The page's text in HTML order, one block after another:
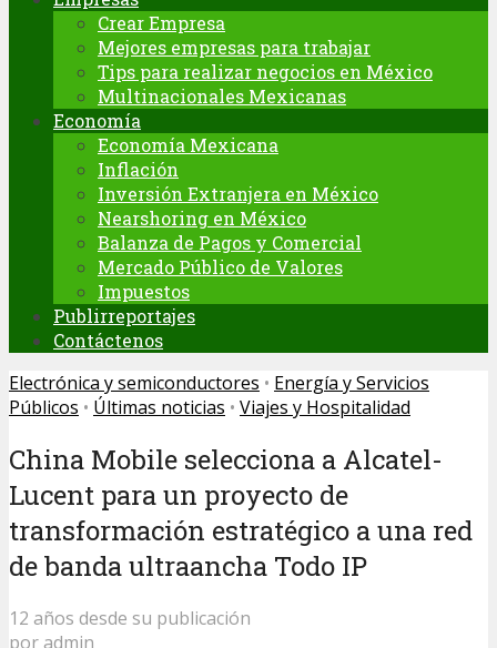
Crear Empresa
Mejores empresas para trabajar
Tips para realizar negocios en México
Multinacionales Mexicanas
Economía
Economía Mexicana
Inflación
Inversión Extranjera en México
Nearshoring en México
Balanza de Pagos y Comercial
Mercado Público de Valores
Impuestos
Publirreportajes
Contáctenos
Electrónica y semiconductores • Energía y Servicios
Públicos • Últimas noticias • Viajes y Hospitalidad
China Mobile selecciona a Alcatel-
Lucent para un proyecto de
transformación estratégico a una red
de banda ultraancha Todo IP
12 años desde su publicación
poradmin